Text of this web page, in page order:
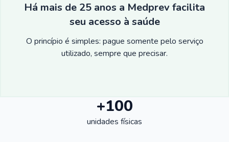
Há mais de 25 anos a Medprev facilita
seu acesso à saúde
O princípio é simples: pague somente pelo serviço
utilizado, sempre que precisar.
+100
unidades físicas